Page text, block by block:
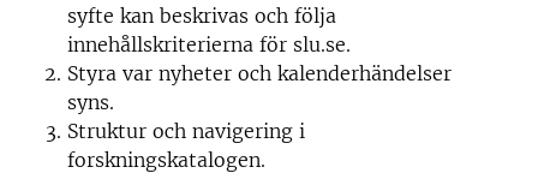
syfte kan beskrivas och följa
innehållskriterierna för slu.se.
Styra var nyheter och kalenderhändelser
syns.
Struktur och navigering i
forskningskatalogen.